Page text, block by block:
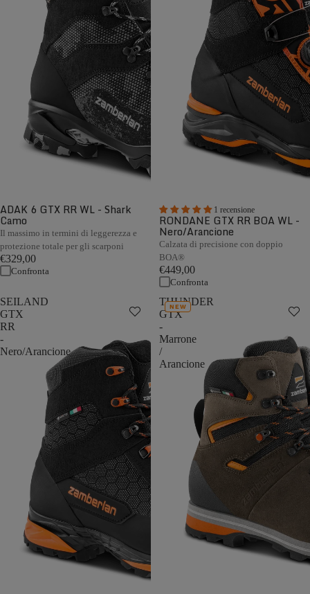
ADAK 6 GTX RR WL - Shark
Camo
Il massimo in termini di leggerezza e
protezione totale per gli scarponi
€329,00
Confronta
1 recensione
RONDANE GTX RR BOA WL -
Nero/Arancione
Calzata di precisione con doppio
BOA®
€449,00
Confronta
SEILAND
GTX
RR
-
Nero/Arancione
THUNDER
GTX
-
Marrone
/
Arancione
NEW